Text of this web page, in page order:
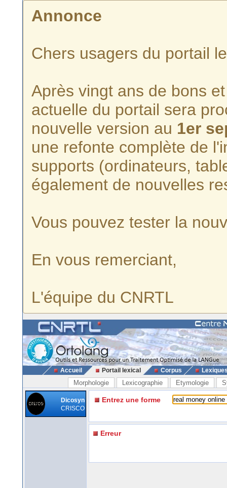
Annonce
Chers usagers du portail
Après vingt ans de bons
actuelle du portail sera
nouvelle version au 1er
une refonte complète de
supports (ordinateurs,
également de nouvelles
Vous pouvez tester la
En vous remerciant,
L'équipe du CNRTL
Accueil Portail lexical Corpus
Morphologie Lexicographie Etymologie
Dicosyn
CRISCO
Entrez une forme
Erreur